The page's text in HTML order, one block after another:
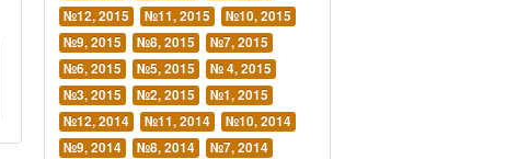
№12, 2015
№11, 2015
№10, 2015
№9, 2015
№8, 2015
№7, 2015
№6, 2015
№5, 2015
№ 4, 2015
№3, 2015
№2, 2015
№1, 2015
№12, 2014
№11, 2014
№10, 2014
№9, 2014
№8, 2014
№7, 2014